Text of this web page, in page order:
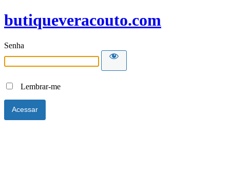
butiqueveracouto.com
Senha
Lembrar-me